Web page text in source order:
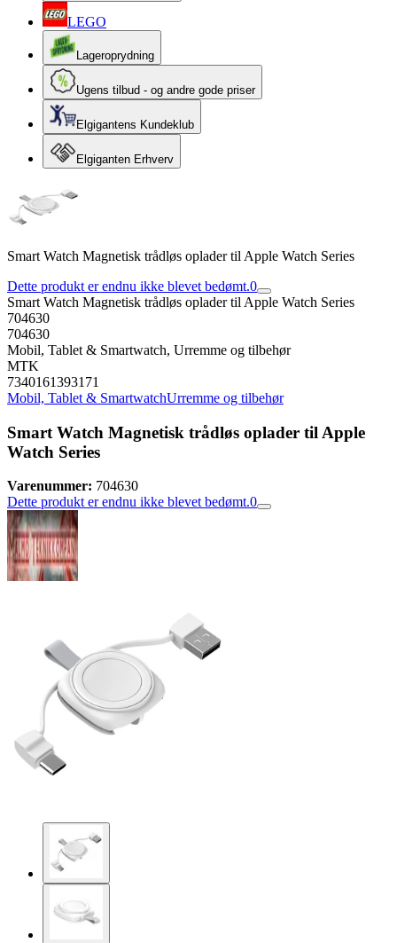
LEGO
Lageroprydning
Ugens tilbud - og andre gode priser
Elgigantens Kundeklub
Elgiganten Erhverv
Smart Watch Magnetisk trådløs oplader til Apple Watch Series
Dette produkt er endnu ikke blevet bedømt.0
Smart Watch Magnetisk trådløs oplader til Apple Watch Series
704630
704630
Mobil, Tablet & Smartwatch, Urremme og tilbehør
MTK
7340161393171
Mobil, Tablet & SmartwatchUrremme og tilbehør
Smart Watch Magnetisk trådløs oplader til Apple
Watch Series
Varenummer: 704630
Dette produkt er endnu ikke blevet bedømt.0